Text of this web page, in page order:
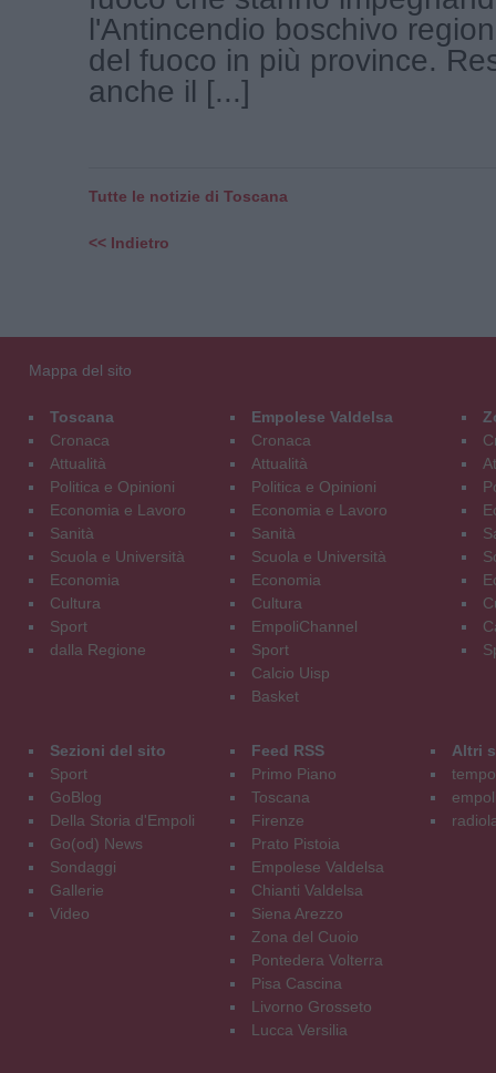
l'Antincendio boschivo
del fuoco in più province.
anche il [...]
Tutte le notizie di Toscana
<< Indietro
Mappa del sito
Toscana
Cronaca
Attualità
Politica e Opinioni
Economia e Lavoro
Sanità
Scuola e Università
Economia
Cultura
Sport
dalla Regione
Empolese Valdelsa
Cronaca
Attualità
Politica e Opinioni
Economia e Lavoro
Sanità
Scuola e Università
Economia
Cultura
EmpoliChannel
Sport
Calcio Uisp
Basket
Sezioni del sito
Sport
GoBlog
Della Storia d'Empoli
Go(od) News
Sondaggi
Gallerie
Video
Feed RSS
Primo Piano
Toscana
Firenze
Prato Pistoia
Empolese Valdelsa
Chianti Valdelsa
Siena Arezzo
Zona del Cuoio
Pontedera Volterra
Pisa Cascina
Livorno Grosseto
Lucca Versilia
Altri